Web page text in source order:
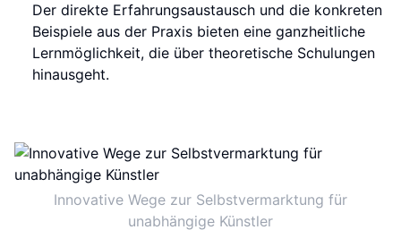
Der direkte Erfahrungsaustausch und die konkreten
Beispiele aus der Praxis bieten eine ganzheitliche
Lernmöglichkeit, die über theoretische Schulungen
hinausgeht.
Innovative Wege zur Selbstvermarktung für
unabhängige Künstler